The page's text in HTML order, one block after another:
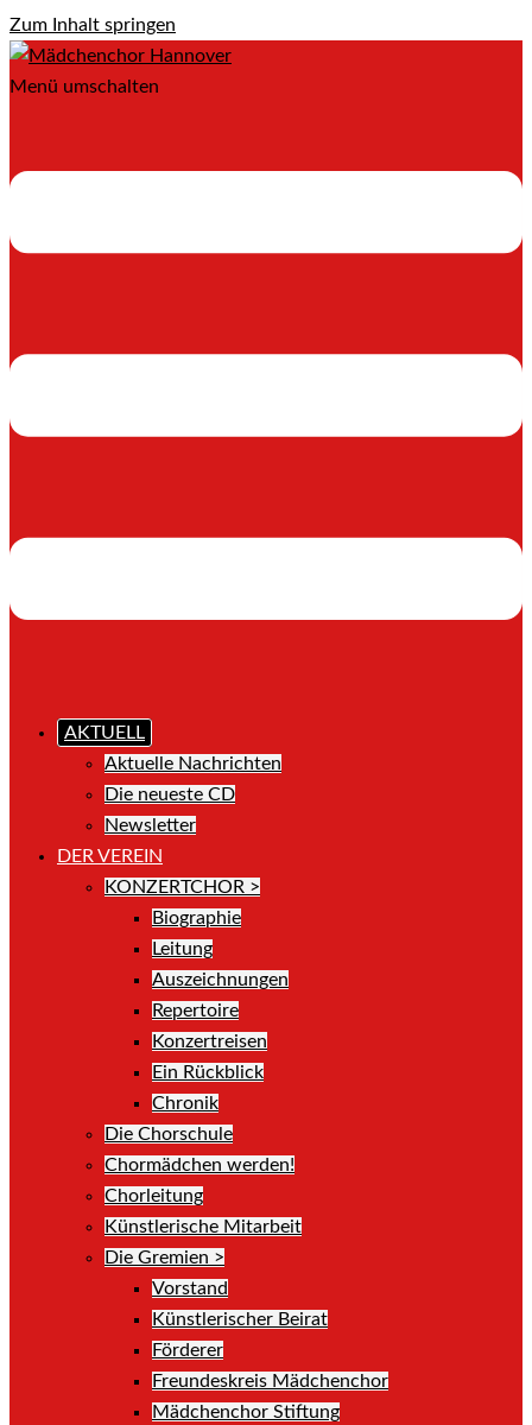
Zum Inhalt springen
Menü umschalten
AKTUELL
Aktuelle Nachrichten
Die neueste CD
Newsletter
DER VEREIN
KONZERTCHOR >
Biographie
Leitung
Auszeichnungen
Repertoire
Konzertreisen
Ein Rückblick
Chronik
Die Chorschule
Chormädchen werden!
Chorleitung
Künstlerische Mitarbeit
Die Gremien >
Vorstand
Künstlerischer Beirat
Förderer
Freundeskreis Mädchenchor
Mädchenchor Stiftung